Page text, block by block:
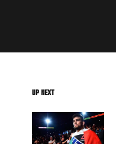
UP NEXT